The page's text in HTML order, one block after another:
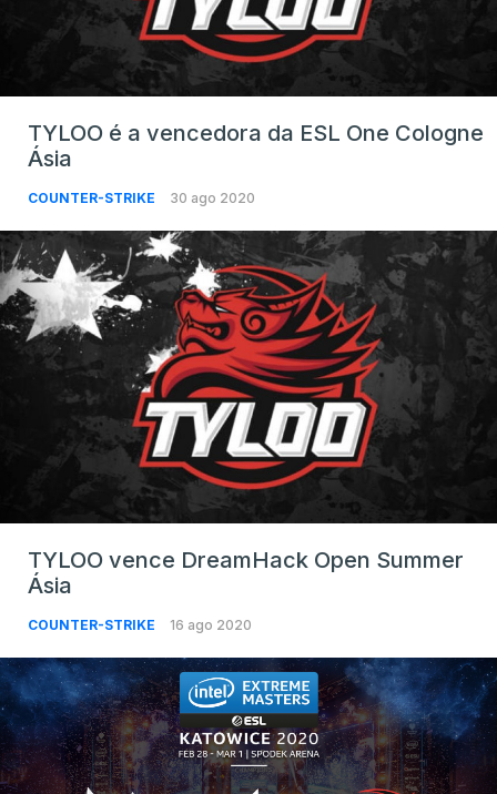
TYLOO é a vencedora da ESL One Cologne
Ásia
COUNTER-STRIKE 30 ago 2020
TYLOO vence DreamHack Open Summer
Ásia
COUNTER-STRIKE 16 ago 2020